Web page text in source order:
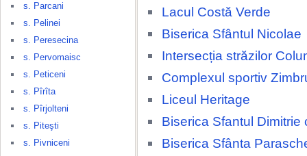
s. Parcani
s. Pelinei
s. Peresecina
s. Pervomaisc
s. Peticeni
s. Pîrîta
s. Pîrjolteni
s. Piteşti
s. Pivniceni
Lacul Costă Verde
Biserica Sfântul Nicolae
Intersecția străzilor
Complexul sportiv
Liceul Heritage
Biserica Sfantul Dimitrie
Biserica Sfânta